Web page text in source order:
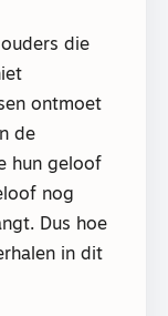
die
ontmoet
de
hun geloof
nog
Dus hoe
in dit